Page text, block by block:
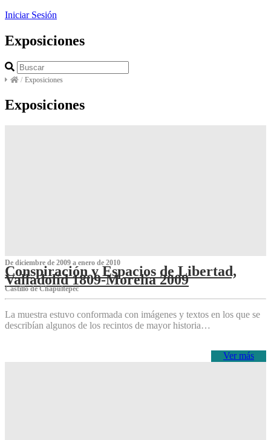
Iniciar Sesión
Exposiciones
/ Exposiciones
Exposiciones
De diciembre de 2009 a enero de 2010
Conspiración y Espacios de Libertad,
Valladolid 1809-Morelia 2009
Castillo de Chapultepec
La muestra estuvo conformada con imágenes y textos en los que se
describían algunos de los recintos de mayor historia…
Ver más